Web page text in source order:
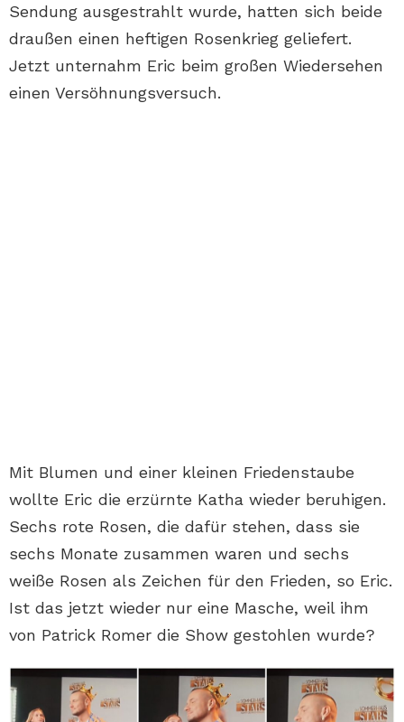
Sendung ausgestrahlt wurde, hatten sich beide
draußen einen heftigen Rosenkrieg geliefert.
Jetzt unternahm Eric beim großen Wiedersehen
einen Versöhnungsversuch.
Mit Blumen und einer kleinen Friedenstaube
wollte Eric die erzürnte Katha wieder beruhigen.
Sechs rote Rosen, die dafür stehen, dass sie
sechs Monate zusammen waren und sechs
weiße Rosen als Zeichen für den Frieden, so Eric.
Ist das jetzt wieder nur eine Masche, weil ihm
von Patrick Romer die Show gestohlen wurde?